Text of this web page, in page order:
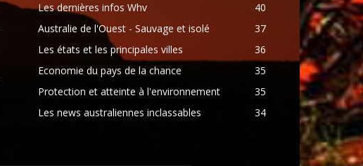
Les dernières infos Whv
40
Australie de l'Ouest - Sauvage et isolé
37
Les états et les principales villes
36
Economie du pays de la chance
35
Protection et atteinte à l'environnement
35
Les news australiennes inclassables
34